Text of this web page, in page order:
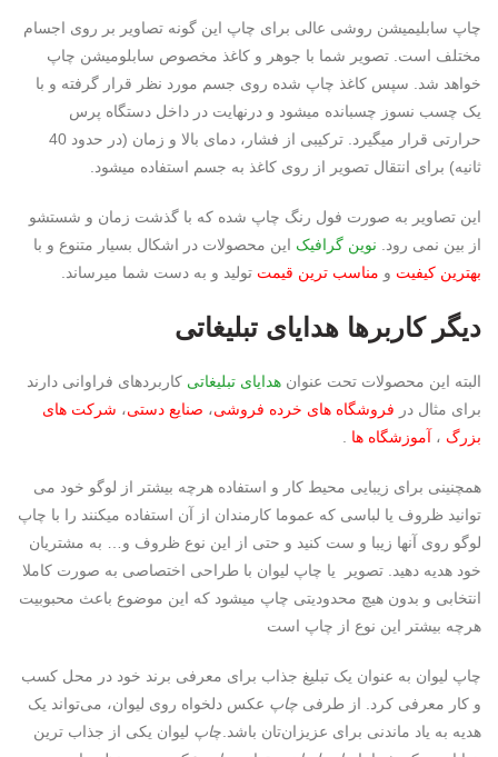
چاپ سابلیمیشن روشی عالی برای چاپ این گونه تصاویر بر روی اجسام
مختلف است. تصویر شما با جوهر و کاغذ مخصوص سابلومیشن چاپ
خواهد شد. سپس کاغذ چاپ شده روی جسم مورد نظر قرار گرفته و با
یک چسب نسوز چسبانده میشود و درنهایت در داخل دستگاه پرس
حرارتی قرار میگیرد. ترکیبی از فشار، دمای بالا و زمان (در حدود 40
ثانیه) برای انتقال تصویر از روی کاغذ به جسم استفاده میشود.
این تصاویر به صورت فول رنگ چاپ شده که با گذشت زمان و شستشو
از بین نمی رود. نوین گرافیک این محصولات در اشکال بسیار متنوع و با
بهترین کیفیت و مناسب ترین قیمت تولید و به دست شما میرساند.
دیگر کاربرها هدایای تبلیغاتی
البته این محصولات تحت عنوان هدایای تبلیغاتی کاربردهای فراوانی دارند
برای مثال در فروشگاه های خرده فروشی، صنایع دستی، شرکت های
بزرگ ، آموزشگاه ها .
همچنینی برای زیبایی محیط کار و استفاده هرچه بیشتر از لوگو خود می
توانید ظروف یا لباسی که عموما کارمندان از آن استفاده میکنند را با چاپ
لوگو روی آنها زیبا و ست کنید و حتی از این نوع ظروف و… به مشتریان
خود هدیه دهید. تصویر یا چاپ لیوان با طراحی اختصاصی به صورت کاملا
انتخابی و بدون هیچ محدودیتی چاپ میشود که این موضوع باعث محبوبیت
هرچه بیشتر این نوع از چاپ است
چاپ لیوان به عنوان یک تبلیغ جذاب برای معرفی برند خود در محل کسب
و کار معرفی کرد. از طرفی چاپ عکس‌ دلخواه روی لیوان، می‌تواند یک
هدیه به یاد ماندنی برای عزیزان‌تان باشد.چاپ لیوان یکی از جذاب ترین